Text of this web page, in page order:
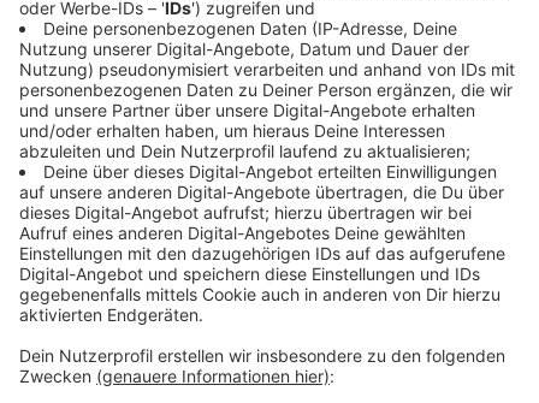
Das Wetter spielt eine Rolle
Anzeige
Ein Faktor ist Experten zufolge immer auch das
Wetter. Denn bei kräftigem Wind oder Niederschlägen
verteilen sich die Schadstoffe schneller, ihre
Konzentration in der Luft sinkt. Bei austauscharmen
Wetterlagen hingegen reichern sich die Schadstoffe in
der Luft an. Messwerte miteinander zu vergleichen,
sollte man aber nicht, so das Landesumweltamt
das gesamte Jahr.